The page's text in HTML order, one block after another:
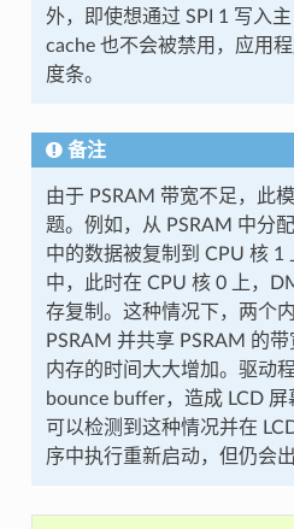
外，即使想通过 SPI 1 写入
cache 也不会被禁用，应用
度条。
备注
由于 PSRAM 带宽不足，此
题。例如，从 PSRAM 中分
中的数据被复制到 CPU 核 1
中，此时在 CPU 核 0 上，
存复制。这种情况下，两个
PSRAM 并共享 PSRAM 的
内存的时间大大增加。驱动
bounce buffer，造成 LCD
可以检测到这种情况并在
序中执行重新启动，但仍会